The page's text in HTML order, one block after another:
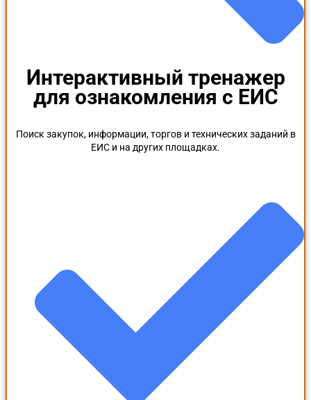
Интерактивный тренажер
для ознакомления с ЕИС
Поиск закупок, информации, торгов и технических заданий в
ЕИС и на других площадках.